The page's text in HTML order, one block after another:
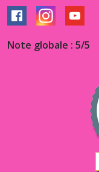
Note globale : 5/5